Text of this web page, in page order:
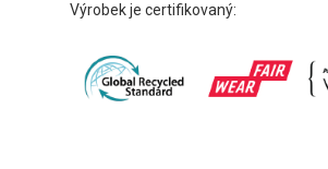
Výrobek je certifikovaný: